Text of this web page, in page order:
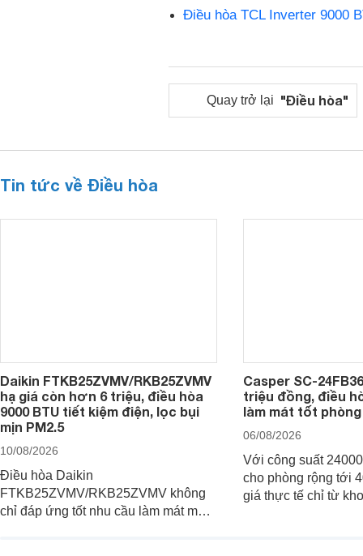
Điều hòa TCL Inverter 9000
Quay trở lại "Điều hòa"
Tin tức về Điều hòa
Daikin FTKB25ZVMV/RKB25ZVMV
hạ giá còn hơn 6 triệu, điều hòa
9000 BTU tiết kiệm điện, lọc bụi
mịn PM2.5
10/08/2026
Điều hòa Daikin
FTKB25ZVMV/RKB25ZVMV không
chỉ đáp ứng tốt nhu cầu làm mát mà
Casper SC-
triệu đồng, điều
làm mát tốt phòng
06/08/2026
Với công suất
cho phòng rộng tới
giá thực tế chỉ từ